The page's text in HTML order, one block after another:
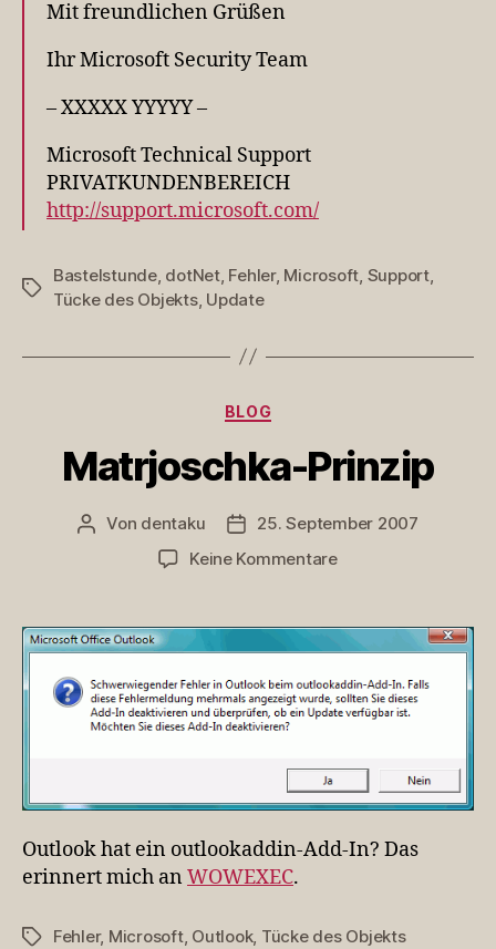
Mit freundlichen Grüßen
Ihr Microsoft Security Team
– XXXXX YYYYY –
Microsoft Technical Support
PRIVATKUNDENBEREICH
http://support.microsoft.com/
Schlagwörter
Bastelstunde, dotNet, Fehler, Microsoft Support,
Tücke des Objekts, Update
Kategorien
BLOG
Matrjoschka-Prinzip
Beitragsautor
Von dentaku Veröffentlichungsdatum
25. September 2007
Keine Kommentarezu
Outlook hat ein outlookaddin-Add-In? Das
erinnert mich an WOWEXEC.
Schlagwörter
Fehler, Microsoft, Outlook, Tücke des Objekts